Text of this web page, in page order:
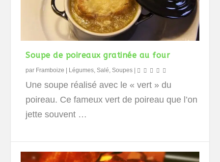
Soupe de poireaux gratinée au four
par Framboize | Légumes,Salé,Soupes |
Une soupe réalisé avec le « vert » du
poireau. Ce fameux vert de poireau que l’on
jette souvent …